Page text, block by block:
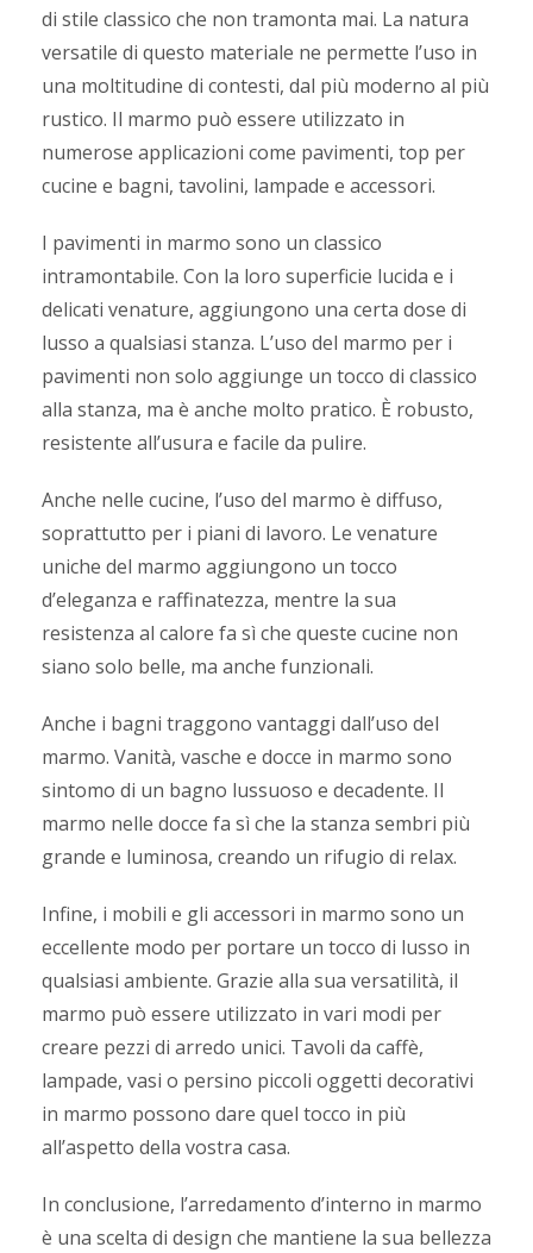
di stile classico che non tramonta mai. La natura
versatile di questo materiale ne permette l’uso in
una moltitudine di contesti, dal più moderno al più
rustico. Il marmo può essere utilizzato in
numerose applicazioni come pavimenti, top per
cucine e bagni, tavolini, lampade e accessori.
I pavimenti in marmo sono un classico
intramontabile. Con la loro superficie lucida e i
delicati venature, aggiungono una certa dose di
lusso a qualsiasi stanza. L’uso del marmo per i
pavimenti non solo aggiunge un tocco di classico
alla stanza, ma è anche molto pratico. È robusto,
resistente all’usura e facile da pulire.
Anche nelle cucine, l’uso del marmo è diffuso,
soprattutto per i piani di lavoro. Le venature
uniche del marmo aggiungono un tocco
d’eleganza e raffinatezza, mentre la sua
resistenza al calore fa sì che queste cucine non
siano solo belle, ma anche funzionali.
Anche i bagni traggono vantaggi dall’uso del
marmo. Vanità, vasche e docce in marmo sono
sintomo di un bagno lussuoso e decadente. Il
marmo nelle docce fa sì che la stanza sembri più
grande e luminosa, creando un rifugio di relax.
Infine, i mobili e gli accessori in marmo sono un
eccellente modo per portare un tocco di lusso in
qualsiasi ambiente. Grazie alla sua versatilità, il
marmo può essere utilizzato in vari modi per
creare pezzi di arredo unici. Tavoli da caffè,
lampade, vasi o persino piccoli oggetti decorativi
in marmo possono dare quel tocco in più
all’aspetto della vostra casa.
In conclusione, l’arredamento d’interno in marmo
è una scelta di design che mantiene la sua bellezza